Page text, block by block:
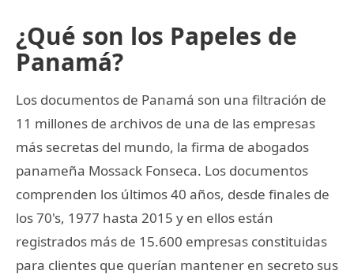
¿Qué son los Papeles de
Panamá?
Los documentos de Panamá son una filtración de
11 millones de archivos de una de las empresas
más secretas del mundo, la firma de abogados
panameña Mossack Fonseca. Los documentos
comprenden los últimos 40 años, desde finales de
los 70's, 1977 hasta 2015 y en ellos están
registrados más de 15.600 empresas constituidas
para clientes que querían mantener en secreto sus